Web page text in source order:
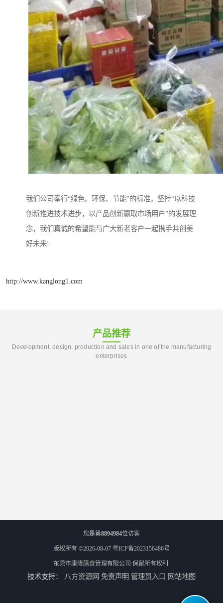
我们公司奉行“绿色、环保、节能”的标准，坚持“以科技
创新推进技术进步，以产品创新赢取市场用户”的发展理
念，我们真诚的希望能与广大新老客户一起携手共创美
好未来!
http://www.kanglong1.com
产品推荐
Development, design, production and sales in one of the manufacturing
enterprises
您是第8894984位访客
版权所有 ©2026-08-07 粤ICP备2023156486号
东莞市康隆膳食管理有限公司 保留所有权利.
技术支持： 八方资源网 免责声明 管理员入口 网站地图